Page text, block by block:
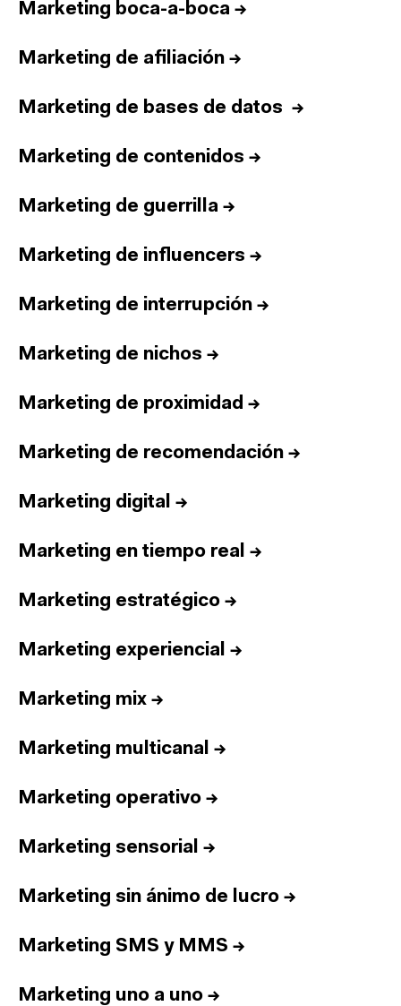
Marketing boca-a-boca →
Marketing de afiliación →
Marketing de bases de datos →
Marketing de contenidos →
Marketing de guerrilla →
Marketing de influencers →
Marketing de interrupción →
Marketing de nichos →
Marketing de proximidad →
Marketing de recomendación →
Marketing digital →
Marketing en tiempo real →
Marketing estratégico →
Marketing experiencial →
Marketing mix →
Marketing multicanal →
Marketing operativo →
Marketing sensorial →
Marketing sin ánimo de lucro →
Marketing SMS y MMS →
Marketing uno a uno →